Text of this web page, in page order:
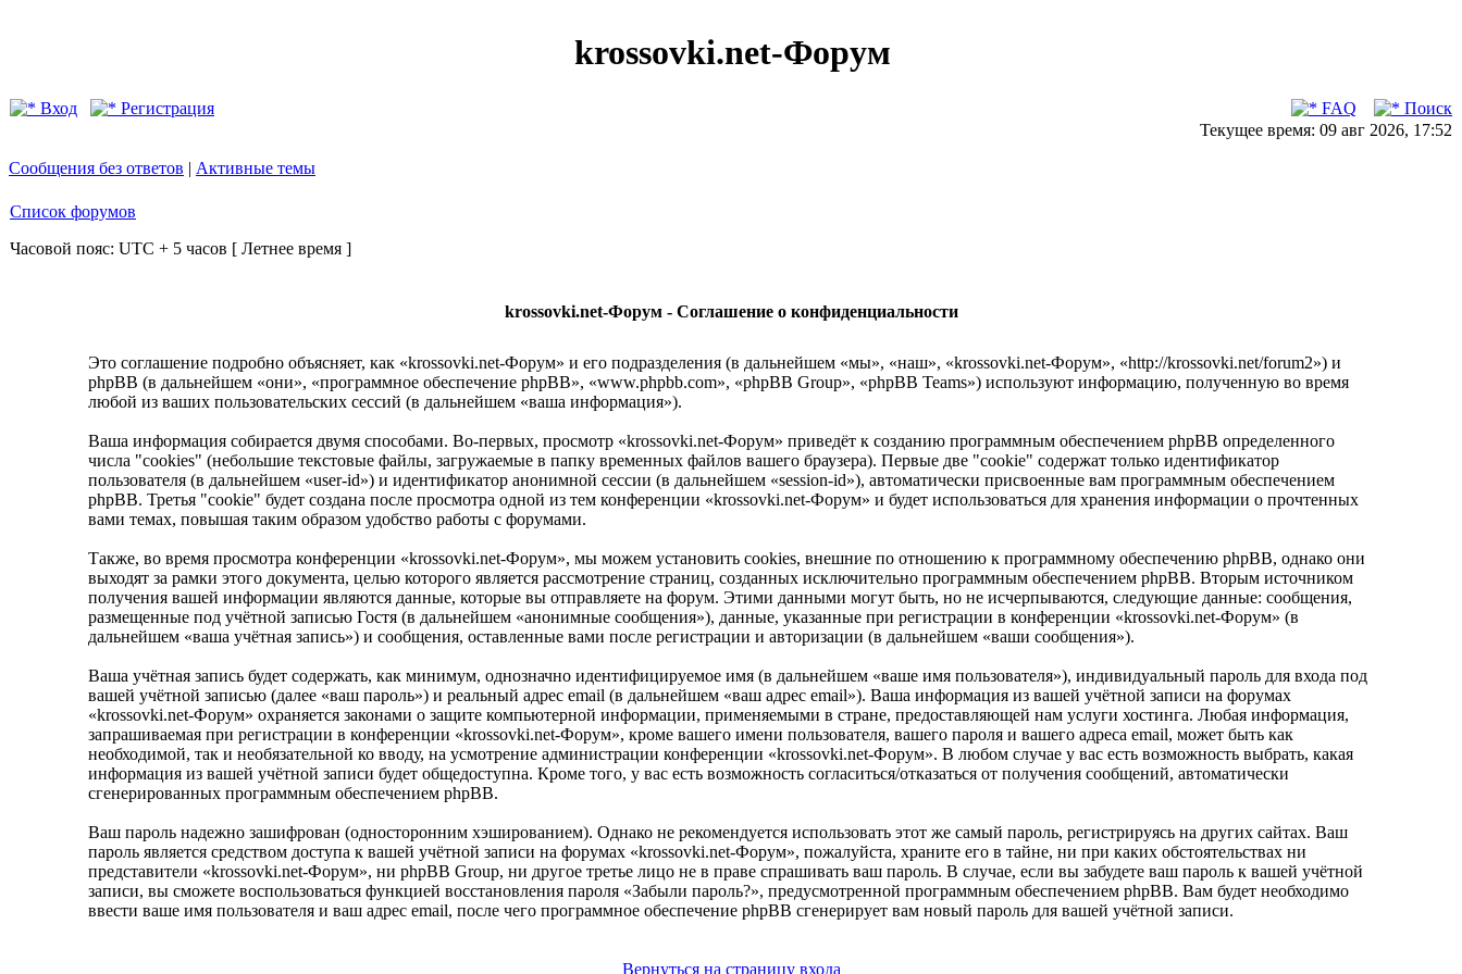
krossovki.net-Форум
Вход Регистрация FAQ
Поиск
Текущее время: 09 авг 2026, 17:52
Сообщения без ответов | Активные темы
Список форумов
Часовой пояс: UTC + 5 часов [ Летнее время ]
krossovki.net-Форум - Соглашение о конфиденциальности
Это соглашение подробно объясняет, как «krossovki.net-Форум» и его подразделения (в дальнейшем «мы», «наш», «krossovki.net-Форум», «http://krossovki.net/forum2») и
phpBB (в дальнейшем «они», «программное обеспечение phpBB», «www.phpbb.com», «phpBB Group», «phpBB Teams») используют информацию, полученную во время
любой из ваших пользовательских сессий (в дальнейшем «ваша информация»).
Ваша информация собирается двумя способами. Во-первых, просмотр «krossovki.net-Форум» приведёт к созданию программным обеспечением phpBB определенного
числа "cookies" (небольшие текстовые файлы, загружаемые в папку временных файлов вашего браузера). Первые две "cookie" содержат только идентификатор
пользователя (в дальнейшем «user-id») и идентификатор анонимной сессии (в дальнейшем «session-id»), автоматически присвоенные вам программным обеспечением
phpBB. Третья "cookie" будет создана после просмотра одной из тем конференции «krossovki.net-Форум» и будет использоваться для хранения информации о прочтенных
вами темах, повышая таким образом удобство работы с форумами.
Также, во время просмотра конференции «krossovki.net-Форум», мы можем установить cookies, внешние по отношению к программному обеспечению phpBB, однако они
выходят за рамки этого документа, целью которого является рассмотрение страниц, созданных исключительно программным обеспечением phpBB. Вторым источником
получения вашей информации являются данные, которые вы отправляете на форум. Этими данными могут быть, но не исчерпываются, следующие данные: сообщения,
размещенные под учётной записью Гостя (в дальнейшем «анонимные сообщения»), данные, указанные при регистрации в конференции «krossovki.net-Форум» (в
дальнейшем «ваша учётная запись») и сообщения, оставленные вами после регистрации и авторизации (в дальнейшем «ваши сообщения»).
Ваша учётная запись будет содержать, как минимум, однозначно идентифицируемое имя (в дальнейшем «ваше имя пользователя»), индивидуальный пароль для входа под
вашей учётной записью (далее «ваш пароль») и реальный адрес email (в дальнейшем «ваш адрес email»). Ваша информация из вашей учётной записи на форумах
«krossovki.net-Форум» охраняется законами о защите компьютерной информации, применяемыми в стране, предоставляющей нам услуги хостинга. Любая информация,
запрашиваемая при регистрации в конференции «krossovki.net-Форум», кроме вашего имени пользователя, вашего пароля и вашего адреса email, может быть как
необходимой, так и необязательной ко вводу, на усмотрение администрации конференции «krossovki.net-Форум». В любом случае у вас есть возможность выбрать, какая
информация из вашей учётной записи будет общедоступна. Кроме того, у вас есть возможность согласиться/отказаться от получения сообщений, автоматически
сгенерированных программным обеспечением phpBB.
Ваш пароль надежно зашифрован (односторонним хэшированием). Однако не рекомендуется использовать этот же самый пароль, регистрируясь на других сайтах. Ваш
пароль является средством доступа к вашей учётной записи на форумах «krossovki.net-Форум», пожалуйста, храните его в тайне, ни при каких обстоятельствах ни
представители «krossovki.net-Форум», ни phpBB Group, ни другое третье лицо не в праве спрашивать ваш пароль. В случае, если вы забудете ваш пароль к вашей учётной
записи, вы сможете воспользоваться функцией восстановления пароля «Забыли пароль?», предусмотренной программным обеспечением phpBB. Вам будет необходимо
ввести ваше имя пользователя и ваш адрес email, после чего программное обеспечение phpBB сгенерирует вам новый пароль для вашей учётной записи.
Вернуться на страницу входа